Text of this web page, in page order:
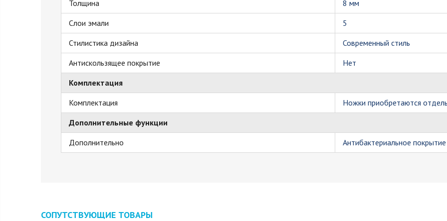
Толщина
8 мм
Слои эмали
5
Стилистика дизайна
Современный стиль
Антискользящее покрытие
Нет
Комплектация
Комплектация
Ножки приобретаются
Дополнительные функции
Дополнительно
Антибактериальное покрытие
СОПУТСТВУЮЩИЕ ТОВАРЫ